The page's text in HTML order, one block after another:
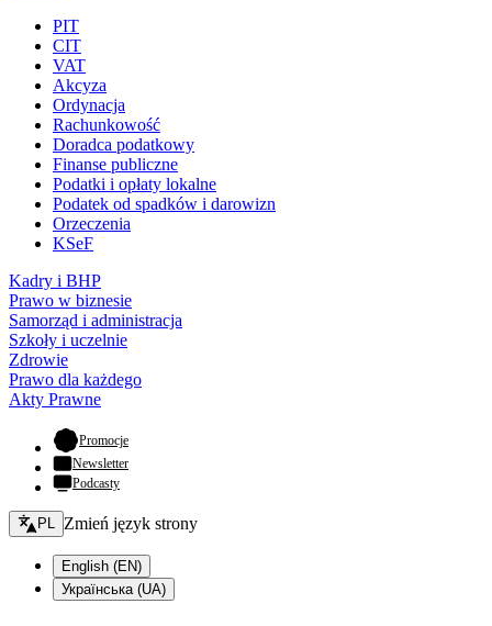
PIT
CIT
VAT
Akcyza
Ordynacja
Rachunkowość
Doradca podatkowy
Finanse publiczne
Podatki i opłaty lokalne
Podatek od spadków i darowizn
Orzeczenia
KSeF
Kadry i BHP
Prawo w biznesie
Samorząd i administracja
Szkoły i uczelnie
Zdrowie
Prawo dla każdego
Akty Prawne
Promocje- otwiera się w nowej karcie
Newsletter
Podcasty
Zmień język - bieżący:
PL Zmień język strony
English (EN)
Українська (UA)